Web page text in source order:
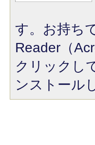
す。お持ち
Reader（
クリックし
ンストール